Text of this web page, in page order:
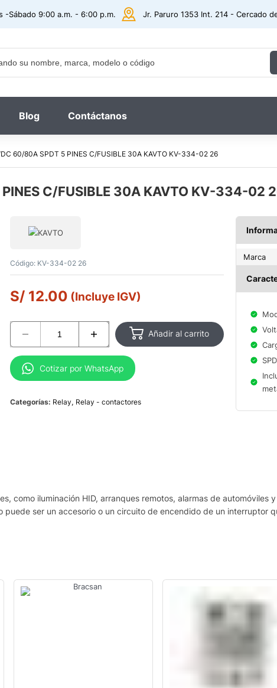
-Sábado 9:00 a.m. - 6:00 p.m. Jr. Paruro 1353 Int. 214 - Cercado
Blog Contáctanos
60/80A SPDT 5 PINES C/FUSIBLE 30A KAVTO KV-334-02 26
C/FUSIBLE 30A KAVTO KV-334-02
Código: KV-334-02 26
S/ 12.00 (Incluye IGV)
Añadir al carrito
Cotizar por WhatsApp
Categorías: Relay, Relay - contactores
Marca
como iluminación HID, arranques remotos, alarmas de automóviles
ser un accesorio o un circuito de encendido de un interruptor